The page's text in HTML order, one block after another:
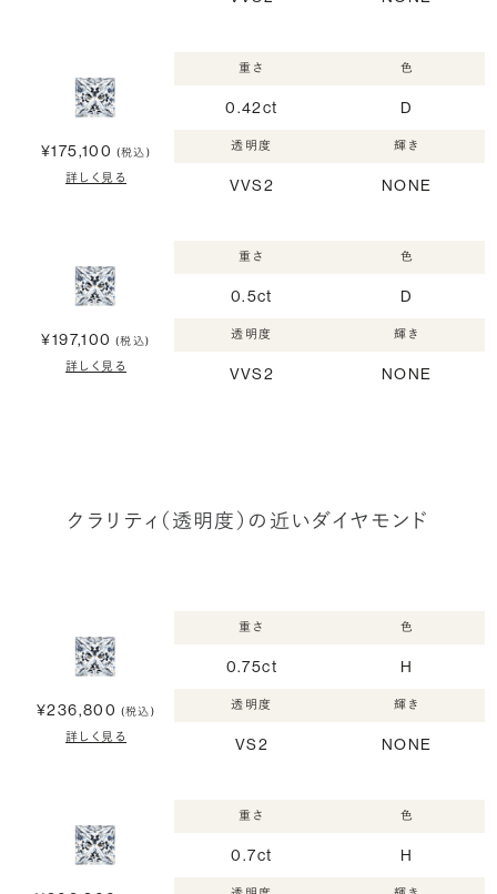
¥175,100 (税込)
詳しく見る
重さ
0.42ct
色
D
透明度
VVS2
輝き
NONE
¥197,100 (税込)
詳しく見る
重さ
0.5ct
色
D
透明度
VVS2
輝き
NONE
クラリティ（透明度）の近いダイヤモンド
¥236,800 (税込)
詳しく見る
重さ
0.75ct
色
H
透明度
VS2
輝き
NONE
重さ
0.7ct
色
H